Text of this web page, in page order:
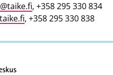
, +358 295 330 834
, +358 295 330 838